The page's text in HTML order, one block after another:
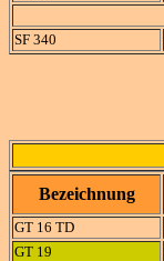
SF 340
Bezeichnung
GT 16 TD
GT 19